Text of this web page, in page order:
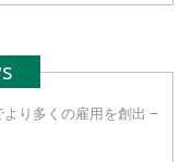
り多くの雇用を創出 –